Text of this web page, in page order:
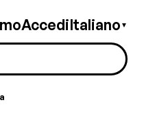
AccediItaliano ▼